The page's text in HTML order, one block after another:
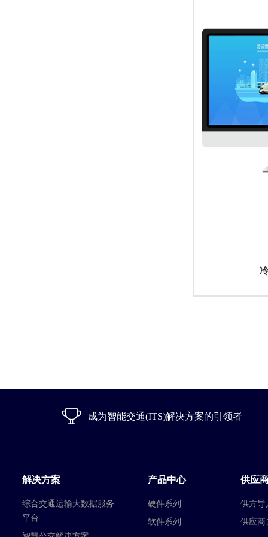
成为智能交通(ITS)解决方案的引领者
解决方案
综合交通运输大数据服务
平台
产品中心
硬件系列
软件系列
供应
供方导
供应商